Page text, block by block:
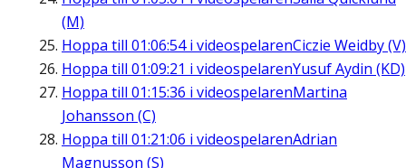
(M)
Hoppa till 01:06:54i videospelarenCiczie Weidby (V)
Hoppa till 01:09:21 i videospelarenYusuf Aydin (KD)
Hoppa till 01:15:36 i videospelarenMartina
Johansson (C)
Hoppa till 01:21:06 i videospelarenAdrian
Magnusson (S)